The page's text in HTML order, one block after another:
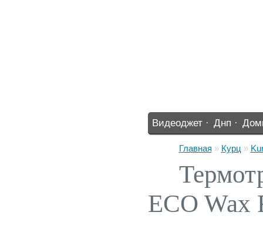
Видеоджет · Днп ·
Главная » Курц »
ECO Wax